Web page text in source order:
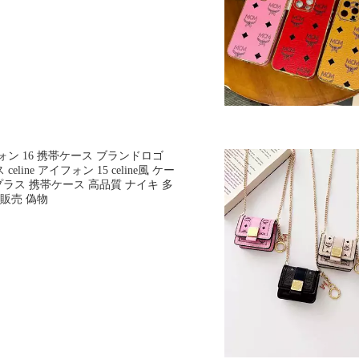
ン 16 携帯ケース ブランドロゴ
celine アイフォン 15 celine風 ケー
ス 携帯ケース 高品質 ナイキ 多
売 偽物